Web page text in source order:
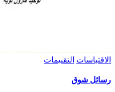
الاقتباسات التقييمات
رسائل شوق